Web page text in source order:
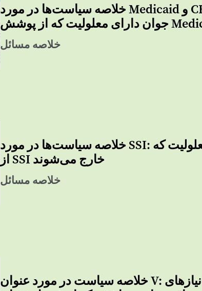
خلاصه سیاست‌ها در مورد Medicaid و CHIP: توصیه‌هایی برای کمک به جوانان و بزرگسالان
خلاصه مسائل
خلاصه سیاست‌ها در مورد SSI: توصیه‌هایی برای کمک به جوانان و نوجوانان دارای معلولیت که
از SSI خارج می‌شوند
خلاصه مسائل
خلاصه سیاست در مورد عنوان V: توصیه‌هایی برای کمک به جوانان و نوجوانان دارای نیازهای